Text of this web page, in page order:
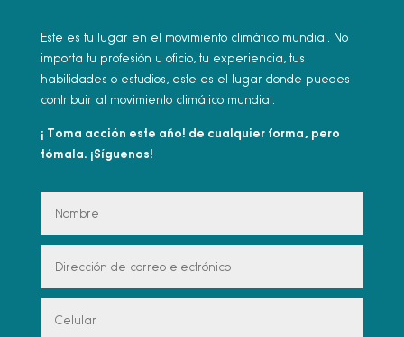
Este es tu lugar en el movimiento climático mundial. No
importa tu profesión u oficio, tu experiencia, tus
habilidades o estudios, este es el lugar donde puedes
contribuir al movimiento climático mundial.
¡ Toma acción este año! de cualquier forma, pero
tómala. ¡Síguenos!